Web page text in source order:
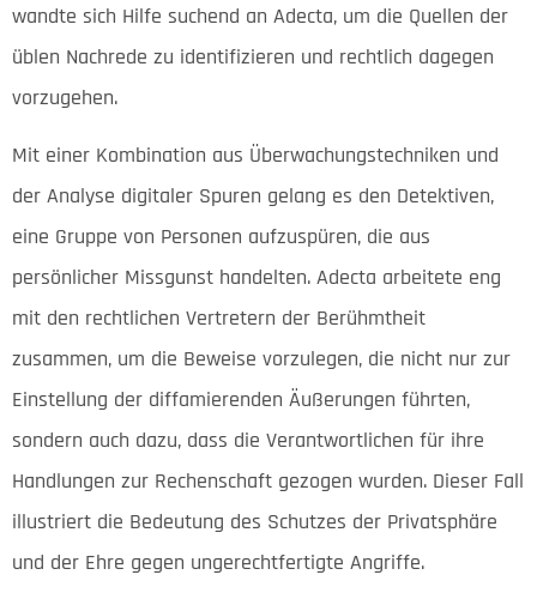
wandte sich Hilfe suchend an Adecta, um die Quellen der
üblen Nachrede zu identifizieren und rechtlich dagegen
vorzugehen.
Mit einer Kombination aus Überwachungstechniken und
der Analyse digitaler Spuren gelang es den Detektiven,
eine Gruppe von Personen aufzuspüren, die aus
persönlicher Missgunst handelten. Adecta arbeitete eng
mit den rechtlichen Vertretern der Berühmtheit
zusammen, um die Beweise vorzulegen, die nicht nur zur
Einstellung der diffamierenden Äußerungen führten,
sondern auch dazu, dass die Verantwortlichen für ihre
Handlungen zur Rechenschaft gezogen wurden. Dieser Fall
illustriert die Bedeutung des Schutzes der Privatsphäre
und der Ehre gegen ungerechtfertigte Angriffe.